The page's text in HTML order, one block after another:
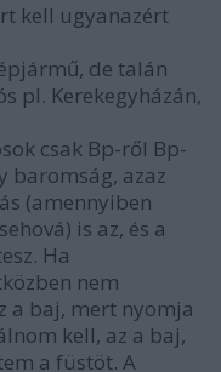
kell ugyanazért
de talán
pl. Kerekegyházán,
csak Bp-ről Bp-
baromság, azaz
(amennyiben
is az, és a
Ha
nem
a baj, mert nyomja
kell, az a baj,
a füstöt. A